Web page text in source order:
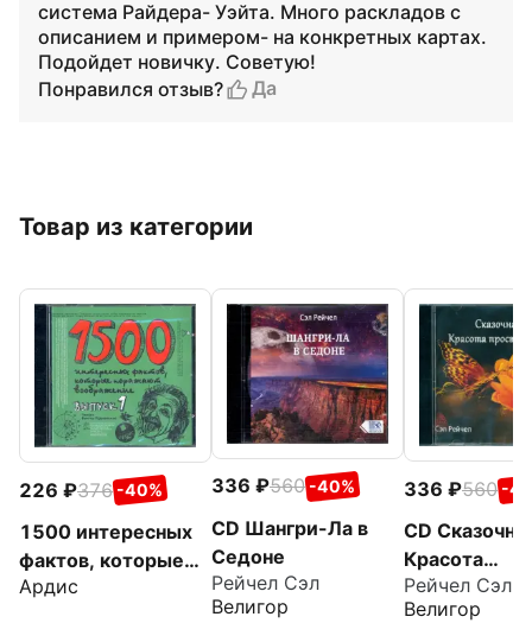
система Райдера- Уэйта. Много раскладов с
описанием и примером- на конкретных картах.
Подойдет новичку. Советую!
Понравился отзыв?
Да
Товар из категории
226 376 -40%
1500 интересных
фактов, которые
поражают
Ардис
336 560 -40%
CD Шангри-Ла в
Седоне
Рейчел Сэл
Велигор
336 560 -
CD
Красота
Рейчел Сэл
Велигор